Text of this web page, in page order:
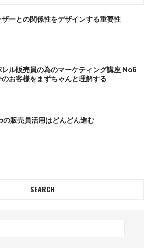
ザーとの関係性をデザインする重要性
レル販売員の為のマーケティング講座 No6
のお客様をまずちゃんと理解する
販売員活用はどんどん進む
SEARCH